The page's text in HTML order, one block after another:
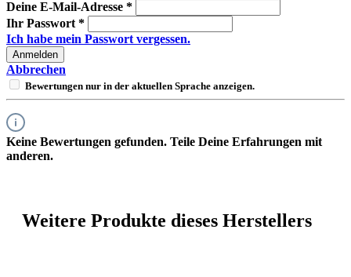
Deine E-Mail-Adresse *
Ihr Passwort *
Ich habe mein Passwort vergessen.
Anmelden
Abbrechen
Bewertungen nur in der aktuellen Sprache anzeigen.
Keine Bewertungen gefunden. Teile Deine Erfahrungen mit
anderen.
Weitere Produkte dieses Herstellers